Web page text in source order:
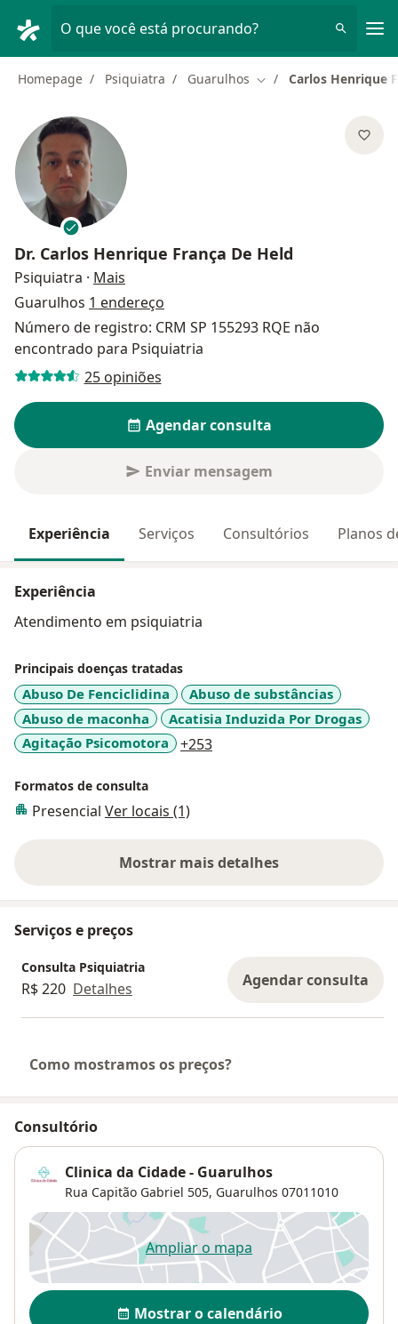
O que você está procurando?
Homepage Psiquiatra Guarulhos Mudar de cidade
Carlos Henrique
Dr. Carlos Henrique França De Held
Psiquiatra · Mais
Guarulhos 1 endereço
Número de registro: CRM SP 155293 RQE não
encontrado para Psiquiatria
25 opiniões
Agendar consulta
Enviar mensagem
Experiência Serviços Consultórios Planos
Experiência
Atendimento em psiquiatria
Principais doenças tratadas
Abuso De Fenciclidina
Abuso de substâncias
Abuso de maconha
Acatisia Induzida Por Drogas
Agitação Psicomotora
+253a11y_sr_more_diseases
Formatos de consulta
Presencial Ver locais (1)
Mostrar mais detalhes
sobre a experiência
Serviços e preços
Consulta Psiquiatria
R$ 220 Detalhes Agendar consulta
Como mostramos os preços?
Consultório
Clinica da Cidade - Guarulhos
Rua Capitão Gabriel 505, Guarulhos 07011010
Ampliar o mapaabre num novo separador
Disponibilidade
Mostrar o calendário